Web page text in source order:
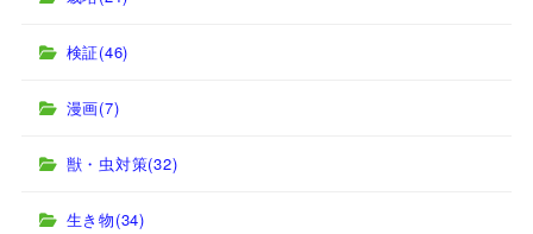
検証(46)
漫画(7)
獣・虫対策(32)
生き物(34)